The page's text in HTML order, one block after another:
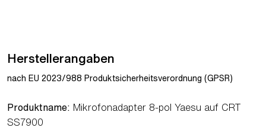
Herstellerangaben
nach EU 2023/988 Produktsicherheitsverordnung (GPSR)
Produktname: Mikrofonadapter 8-pol Yaesu auf CRT
SS7900